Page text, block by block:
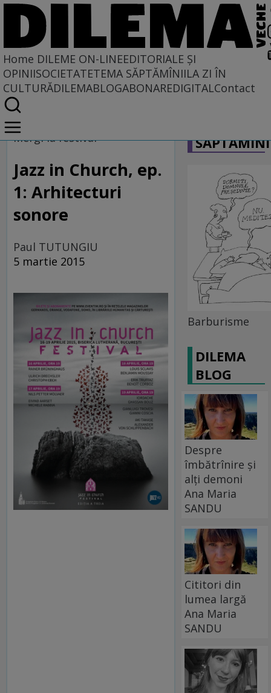
Home DILEME ON-LINEEDITORIALE ȘI
OPINIISOCIETATETEMA SĂPTĂMÎNIILA ZI ÎN
CULTURĂDILEMABLOGABONAREDIGITALContact
Home
Dileme on-line
Mergi la festival
Jazz in Church, ep.
1: Arhitecturi
sonore
Paul TUTUNGIU
5 martie 2015
Barburisme
DILEMA
BLOG
Despre
îmbătrînire și
alți demoni
Ana Maria
SANDU
Cititori din
lumea largă
Ana Maria
SANDU